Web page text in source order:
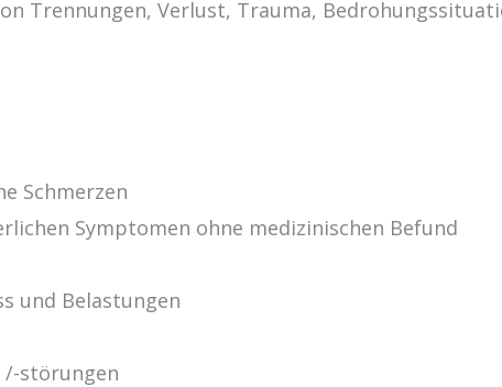
Trennungen, Verlust, Trauma,
Schmerzen
Symptomen ohne medizinischen Befund
und Belastungen
/-störungen